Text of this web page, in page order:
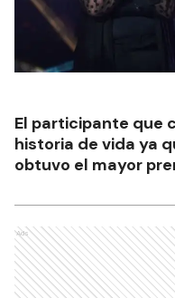
El participante que
historia de vida ya
obtuvo el mayor
Ads